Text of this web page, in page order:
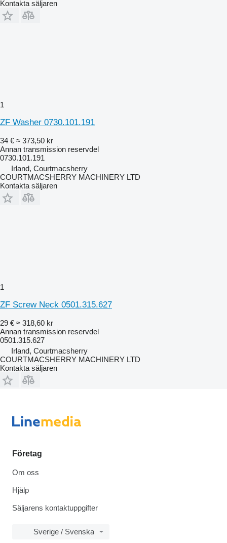
Kontakta säljaren
1
ZF Washer 0730.101.191
34 € ≈ 373,50 kr
Annan transmission reservdel
0730.101.191
Irland, Courtmacsherry
COURTMACSHERRY MACHINERY LTD
Kontakta säljaren
1
ZF Screw Neck 0501.315.627
29 € ≈ 318,60 kr
Annan transmission reservdel
0501.315.627
Irland, Courtmacsherry
COURTMACSHERRY MACHINERY LTD
Kontakta säljaren
Företag
Om oss
Hjälp
Säljarens kontaktuppgifter
Sverige / Svenska